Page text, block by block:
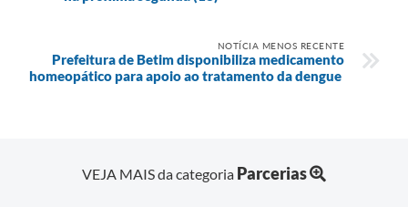
NOTÍCIA MENOS RECENTE
Prefeitura de Betim disponibiliza medicamento
homeopático para apoio ao tratamento da dengue
VEJA MAIS da categoria Parcerias